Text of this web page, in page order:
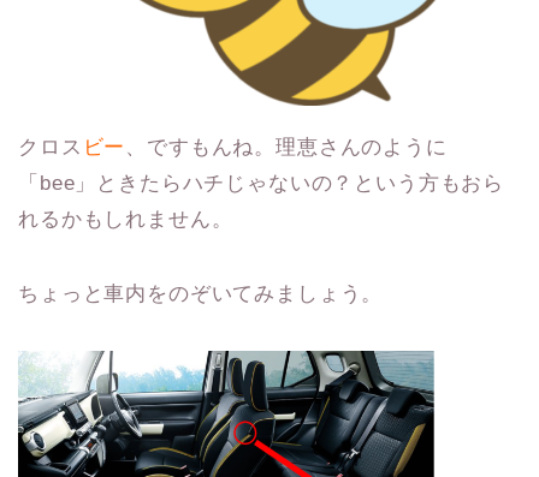
クロス ビー 、ですもんね。理恵さんのように
「bee」ときたらハチじゃないの？という方もおら
れるかもしれません。
ちょっと車内をのぞいてみましょう。